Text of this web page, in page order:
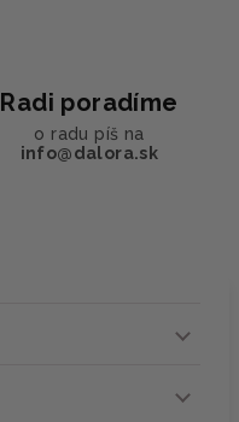
Radi poradíme
o radu píš na
info@dalora.sk